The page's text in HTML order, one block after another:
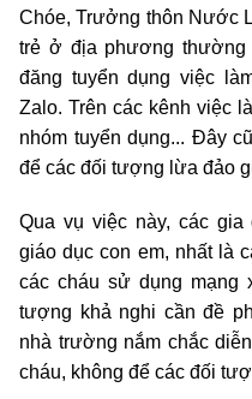
Chóe, Trưởng thôn Nước
trẻ ở địa phương thường
đăng tuyển dụng việc
Zalo. Trên các kênh việc
nhóm tuyển dụng... Đây
để các đối tượng lừa đảo
Qua vụ việc này, các
giáo dục con em, nhất là
các cháu sử dụng mạng
tượng khả nghi cần đề
nhà trường nắm chắc
cháu, không để các đối